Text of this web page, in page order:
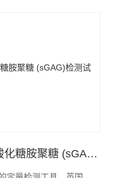
B1000/B3000BIOCOLOR 硫酸化糖胺聚糖 (sGAG)检测试剂盒